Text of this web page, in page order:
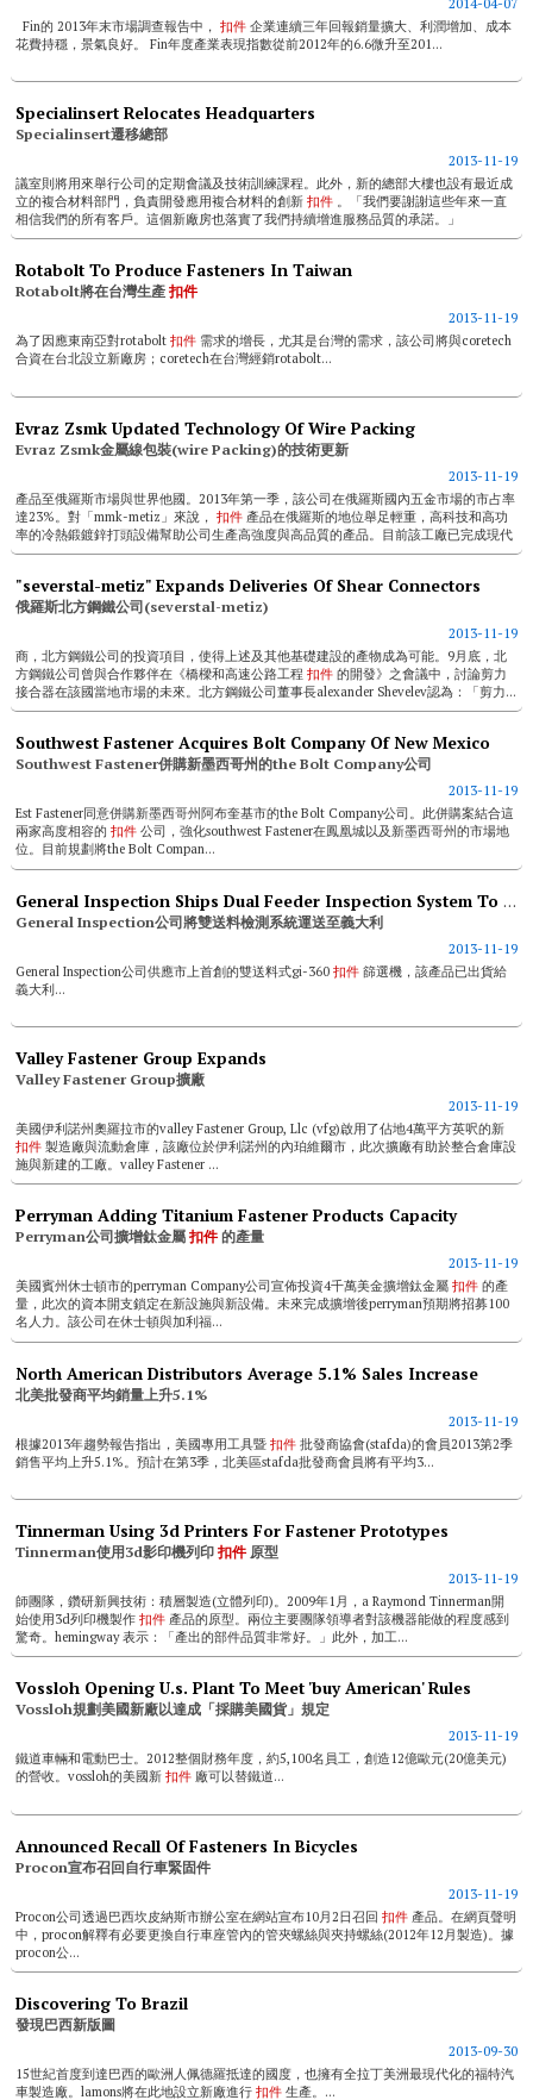
Fin的 2013年末市場調查報告中， 扣件企業連續三年回報銷量擴大、利潤增加、成本
花費持穩，景氣良好。 Fin年度產業表現指數從前2012年的6.6微升至201...
Specialinsert Relocates Headquarters
Specialinsert遷移總部
2013-11-19
議室則將用來舉行公司的定期會議及技術訓練課程。此外，新的總部大樓也設有最近成
立的複合材料部門，負責開發應用複合材料的創新 扣件 。「我們要謝謝這些年來一直
相信我們的所有客戶。這個新廠房也落實了我們持續增進服務品質的承諾。」
specialinsert...
Rotabolt To Produce Fasteners In Taiwan
Rotabolt將在台灣生產扣件
2013-11-19
為了因應東南亞對rotabolt 扣件 需求的增長，尤其是台灣的需求，該公司將與coretech
合資在台北設立新廠房；coretech在台灣經銷rotabolt...
Evraz Zsmk Updated Technology Of Wire Packing
Evraz Zsmk金屬線包裝(wire Packing)的技術更新
2013-11-19
產品至俄羅斯市場與世界他國。2013年第一季，該公司在俄羅斯國內五金市場的市占率
達23%。對「mmk-metiz」來說， 扣件 產品在俄羅斯的地位舉足輕重，高科技和高功
率的冷熱鍛鍍鋅打頭設備幫助公司生產高強度與高品質的產品。目前該工廠已完成現代
化，...
"severstal-metiz" Expands Deliveries Of Shear Connectors
俄羅斯北方鋼鐵公司(severstal-metiz)
2013-11-19
商，北方鋼鐵公司的投資項目，使得上述及其他基礎建設的產物成為可能。9月底，北
方鋼鐵公司曾與合作夥伴在《橋樑和高速公路工程 扣件的開發》之會議中，討論剪力
接合器在該國當地市場的未來。北方鋼鐵公司董事長alexander Shevelev認為：「剪力...
Southwest Fastener Acquires Bolt Company Of New Mexico
Southwest Fastener併購新墨西哥州的the Bolt Company公司
2013-11-19
Est Fastener同意併購新墨西哥州阿布奎基市的the Bolt Company公司。此併購案結合這
兩家高度相容的 扣件公司，強化southwest Fastener在鳳凰城以及新墨西哥州的市場地
位。目前規劃將the Bolt Compan...
General Inspection Ships Dual Feeder Inspection System To Italy
General Inspection公司將雙送料檢測系統運送至義大利
2013-11-19
General Inspection公司供應市上首創的雙送料式gi-360 扣件篩選機，該產品已出貨給
義大利...
Valley Fastener Group Expands
Valley Fastener Group擴廠
2013-11-19
美國伊利諾州奧羅拉市的valley Fastener Group, Llc (vfg)啟用了佔地4萬平方英呎的新
扣件製造廠與流動倉庫，該廠位於伊利諾州的內珀維爾市，此次擴廠有助於整合倉庫設
施與新建的工廠。valley Fastener ...
Perryman Adding Titanium Fastener Products Capacity
Perryman公司擴增鈦金屬扣件的產量
2013-11-19
美國賓州休士頓市的perryman Company公司宣佈投資4千萬美金擴增鈦金屬 扣件的產
量，此次的資本開支鎖定在新設施與新設備。未來完成擴增後perryman預期將招募100
名人力。該公司在休士頓與加利福...
North American Distributors Average 5.1% Sales Increase
北美批發商平均銷量上升5.1%
2013-11-19
根據2013年趨勢報告指出，美國專用工具暨 扣件批發商協會(stafda)的會員2013第2季
銷售平均上升5.1%。預計在第3季，北美區stafda批發商會員將有平均3...
Tinnerman Using 3d Printers For Fastener Prototypes
Tinnerman使用3d影印機列印扣件原型
2013-11-19
師團隊，鑽研新興技術：積層製造(立體列印)。2009年1月，a Raymond Tinnerman開
始使用3d列印機製作 扣件 產品的原型。兩位主要團隊領導者對該機器能做的程度感到
驚奇。hemingway 表示：「產出的部件品質非常好。」此外，加工...
Vossloh Opening U.s. Plant To Meet 'buy American' Rules
Vossloh規劃美國新廠以達成「採購美國貨」規定
2013-11-19
鐵道車輛和電動巴士。2012整個財務年度，約5,100名員工，創造12億歐元(20億美元)
的營收。vossloh的美國新 扣件 廠可以替鐵道...
Announced Recall Of Fasteners In Bicycles
Procon宣布召回自行車緊固件
2013-11-19
Procon公司透過巴西坎皮納斯市辦公室在網站宣布10月2日召回 扣件 產品。在網頁聲明
中，procon解釋有必要更換自行車座管內的管夾螺絲與夾持螺絲(2012年12月製造)。據
procon公...
Discovering To Brazil
發現巴西新版圖
2013-09-30
15世紀首度到達巴西的歐洲人佩德羅抵達的國度，也擁有全拉丁美洲最現代化的福特汽
車製造廠。lamons將在此地設立新廠進行 扣件生產。...